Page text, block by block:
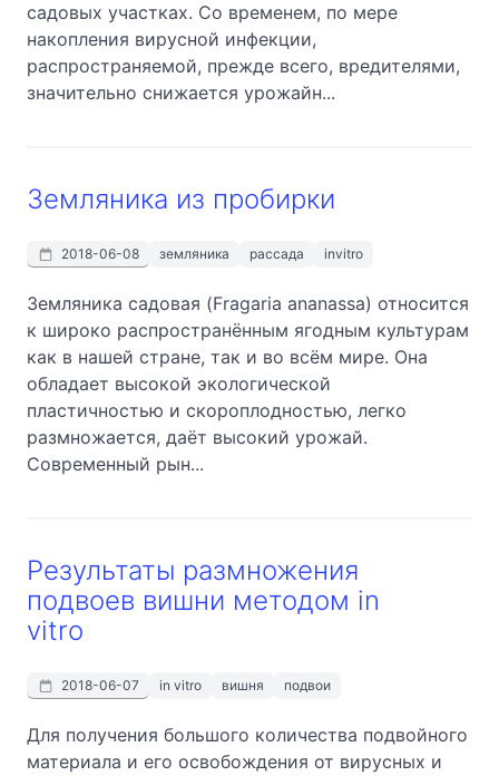
садовых участках. Со временем, по мере
накопления вирусной инфекции,
распространяемой, прежде всего, вредителями,
значительно снижается урожайн...
Земляника из пробирки
2018-06-08 земляника рассада invitro
Земляника садовая (Fragaria ananassa) относится
к широко распространённым ягодным культурам
как в нашей стране, так и во всём мире. Она
обладает высокой экологической
пластичностью и скороплодностью, легко
размножается, даёт высокий урожай.
Современный рын...
Результаты размножения
подвоев вишни методом in
vitro
2018-06-07 in vitro вишня подвои
Для получения большого количества подвойного
материала и его освобождения от вирусных и